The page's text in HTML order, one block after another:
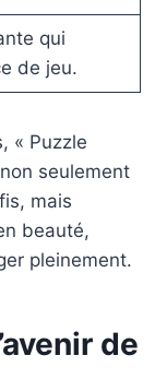
qui
de jeu.
« Puzzle
seulement
mais
beauté,
pleinement.
de